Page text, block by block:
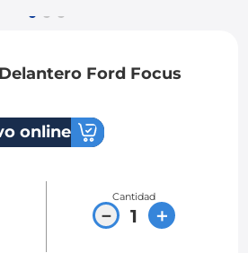
Ford Focus
online
Cantidad
＋
－